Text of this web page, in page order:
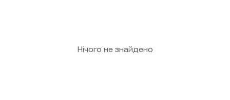
Нічого не знайдено